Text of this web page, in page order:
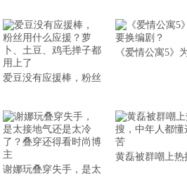
爱豆没有应援棒，粉丝
《爱情公寓5》
谢娜玩叠穿失手，是太
黄磊被群嘲上热